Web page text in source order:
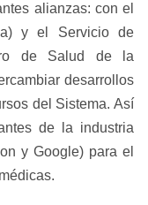
alianzas: con el
y el Servicio de
de Salud de la
desarrollos
del Sistema. Así
de la industria
y Google) para el